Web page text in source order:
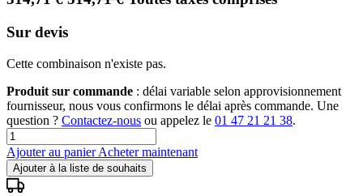
Sur devis
Cette combinaison n'existe pas.
Produit sur commande : délai variable selon approvisionnement
fournisseur, nous vous confirmons le délai après commande. Une
question ? Contactez-nous ou appelez le 01 47 21 21 38.
Ajouter au panierAcheter maintenant
Ajouter à la liste de souhaits